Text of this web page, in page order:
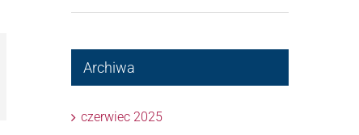
Archiwa
czerwiec 2025